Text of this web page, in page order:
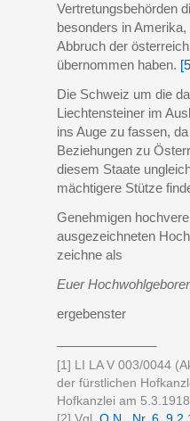
Vertretungsbehörden
besonders in
Abbruch der
übernommen haben.
Die Schweiz um die
Liechtensteiner im
ins Auge zu fassen,
Beziehungen zu
diesem Staate
mächtigere Stütze
Genehmigen
ausgezeichneten
zeichne als
Euer
ergebenster
[1] LI LA V 003/0044
der fürstlichen
Hofkanzlei am